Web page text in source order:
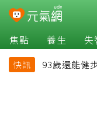
焦點 養生 失
快訊
93歲還能健